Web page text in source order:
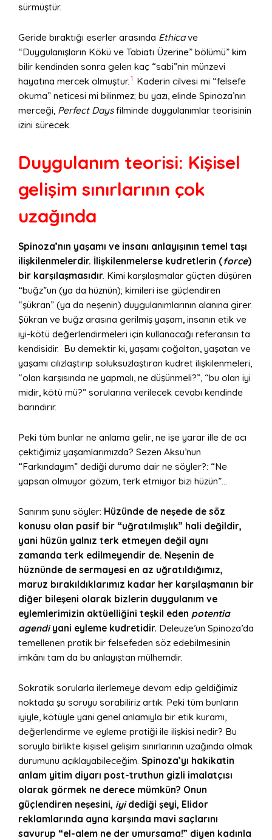
sürmüştür.
Geride bıraktığı eserler arasında Ethicave
“Duygulanışların Kökü ve Tabiatı Üzerine” bölümü” kim
bilir kendinden sonra gelen kaç “sabi”nin münzevi
hayatına mercek olmuştur. 1 Kaderin cilvesi mi “felsefe
okuma” neticesi mi bilinmez; bu yazı, elinde Spinoza’nın
merceği, Perfect Daysfilminde duygulanımlar teorisinin
izini sürecek.
Duygulanım teorisi: Kişisel
gelişim sınırlarının çok
uzağında
Spinoza’nın yaşamı ve insanı anlayışının temel taşı
ilişkilenmelerdir. İlişkilenmelerse kudretlerin (force)
bir karşılaşmasıdır. Kimi karşılaşmalar güçten düşüren
“buğz”un (ya da hüznün); kimileri ise güçlendiren
“şükran” (ya da neşenin) duygulanımlarının alanına girer.
Şükran ve buğz arasına gerilmiş yaşam, insanın etik ve
iyi-kötü değerlendirmeleri için kullanacağı referansın ta
kendisidir. Bu demektir ki, yaşamı çoğaltan, yaşatan ve
yaşamı cılızlaştırıp soluksuzlaştıran kudret ilişkilenmeleri,
“olan karşısında ne yapmalı, ne düşünmeli?”, “bu olan iyi
midir, kötü mü?” sorularına verilecek cevabı kendinde
barındırır.
Peki tüm bunlar ne anlama gelir, ne işe yarar ille de acı
çektiğimiz yaşamlarımızda? Sezen Aksu’nun
“Farkındayım” dediği duruma dair ne söyler?: “Ne
yapsan olmuyor gözüm, terk etmiyor bizi hüzün”…
Sanırım şunu söyler: Hüzünde de neşede de söz
konusu olan pasif bir “uğratılmışlık” hali değildir,
yani hüzün yalnız terk etmeyen değil aynı
zamanda terk edilmeyendir de. Neşenin de
hüznünde de sermayesi en az uğratıldığımız,
maruz bırakıldıklarımız kadar her karşılaşmanın bir
diğer bileşeni olarak bizlerin duygulanım ve
eylemlerimizin aktüelliğini teşkil eden potentia
agendiyani eyleme kudretidir. Deleuze’un Spinoza’da
temellenen pratik bir felsefeden söz edebilmesinin
imkânı tam da bu anlayıştan mülhemdir.
Sokratik sorularla ilerlemeye devam edip geldiğimiz
noktada şu soruyu sorabiliriz artık: Peki tüm bunların
iyiyle, kötüyle yani genel anlamıyla bir etik kuramı,
değerlendirme ve eyleme pratiği ile ilişkisi nedir? Bu
soruyla birlikte kişisel gelişim sınırlarının uzağında olmak
durumunu açıklayabileceğim. Spinoza’yı hakikatin
anlam yitim diyarı post-truthun gizli imalatçısı
olarak görmek ne derece mümkün? Onun
güçlendiren neşesini, iyidediği şeyi, Elidor
reklamlarında ayna karşında mavi saçlarını
savurup “el-alem ne der umursama!” diyen kadınla